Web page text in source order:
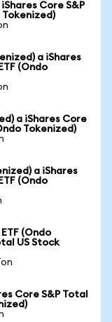
Core S&P
Tokenized)
a iShares
(Ondo
a iShares Core
Tokenized)
a iShares
(Ondo
(Ondo
US Stock
Core S&P Total